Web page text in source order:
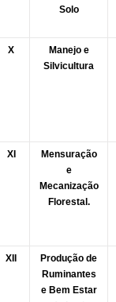
Solo
X
Manejo e
Silvicultura
XI
Mensuração
e
Mecanização
Florestal.
XII
Produção de
Ruminantes
e Bem Estar